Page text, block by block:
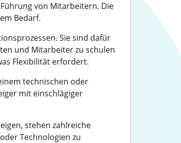
von Mitarbeitern. Die
Bedarf.
Sie sind dafür
und Mitarbeiter zu schulen
Flexibilität erfordert.
technischen oder
mit einschlägiger
stehen zahlreiche
Technologien zu